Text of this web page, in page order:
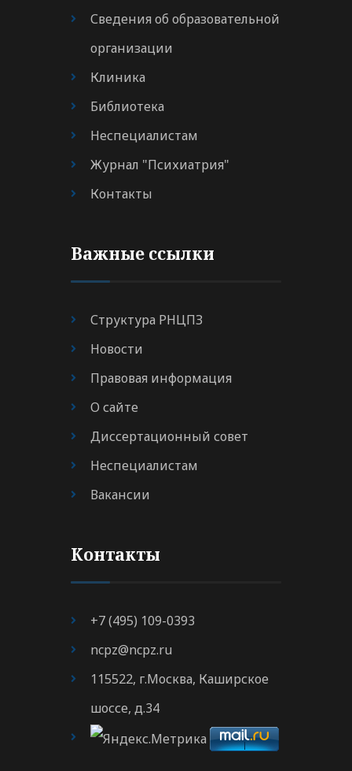
Сведения об образовательной
организации
Клиника
Библиотека
Неспециалистам
Журнал "Психиатрия"
Контакты
Важные ссылки
Структура РНЦПЗ
Новости
Правовая информация
О сайте
Диссертационный совет
Неспециалистам
Вакансии
Контакты
+7 (495) 109-0393
ncpz@ncpz.ru
115522, г.Москва, Каширское
шоссе, д.34